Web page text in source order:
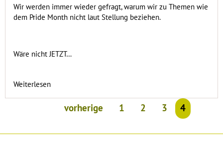
Wir werden immer wieder gefragt, warum wir zu Themen wie
dem Pride Month nicht laut Stellung beziehen.
Wäre nicht JETZT…
Weiterlesen
vorherige 1 2 3 4